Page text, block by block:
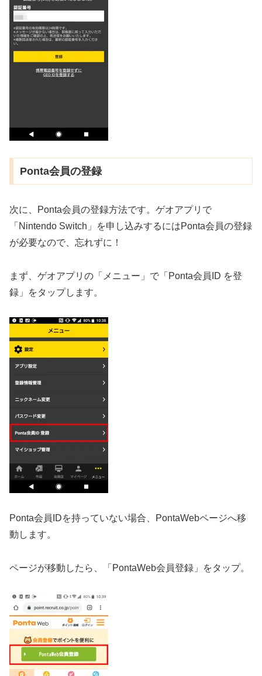
Ponta会員の登録
次に、Ponta会員の登録方法です。ゲオアプリで
「Nintendo Switch」を申し込みするにはPonta会員の登録
が必要なので、忘れずに！
まず、ゲオアプリの「メニュー」で「Ponta会員ID を登
録」をタップします。
Ponta会員IDを持っていない場合、PontaWebページへ移
動します。
ページが移動したら、「PontaWeb会員登録」をタップ。